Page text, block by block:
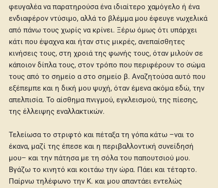
φευγαλέα να παρατηρούσα ένα ιδιαίτερο χαμόγελο ή ένα
ενδιαφέρον ντύσιμο, αλλά το βλέμμα μου έφευγε νωχελικά
από πάνω τους χωρίς να κρίνει. Ξέρω όμως ότι υπάρχει
κάτι που έψαχνα και ήταν στις μικρές, ανεπαίσθητες
κινήσεις τους, στη χροιά της φωνής τους, όταν μιλούν σε
κάποιον δίπλα τους, στον τρόπο που περιφέρουν το σώμα
τους από το σημείο α στο σημείο β. Αναζητούσα αυτό που
εξέπεμπε και η δική μου ψυχή, όταν έμενα ακόμα εδώ, την
απελπισία. Το αίσθημα πνιγμού, εγκλεισμού, της πίεσης,
της έλλειψης εναλλακτικών.
Τελείωσα το στριφτό και πέταξα τη γόπα κάτω –ναι το
έκανα, μαζί της έπεσε και η περιβαλλοντική συνείδησή
μου– και την πάτησα με τη σόλα του παπουτσιού μου.
Βγάζω το κινητό και κοιτάω την ώρα. Πάει και τέταρτο.
Παίρνω τηλέφωνο την Κ. και μου απαντάει εντελώς